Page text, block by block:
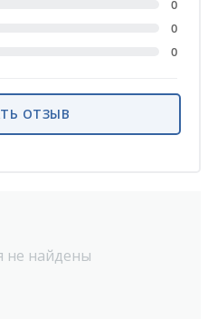
не найдены
0
0
0
ОТЗЫВ